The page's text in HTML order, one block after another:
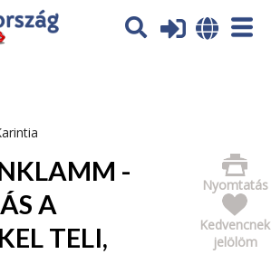
használ. További tájékoztatás itt:
-
A
TELI,
Nyomtatás
Kedvencnek
jelölöm